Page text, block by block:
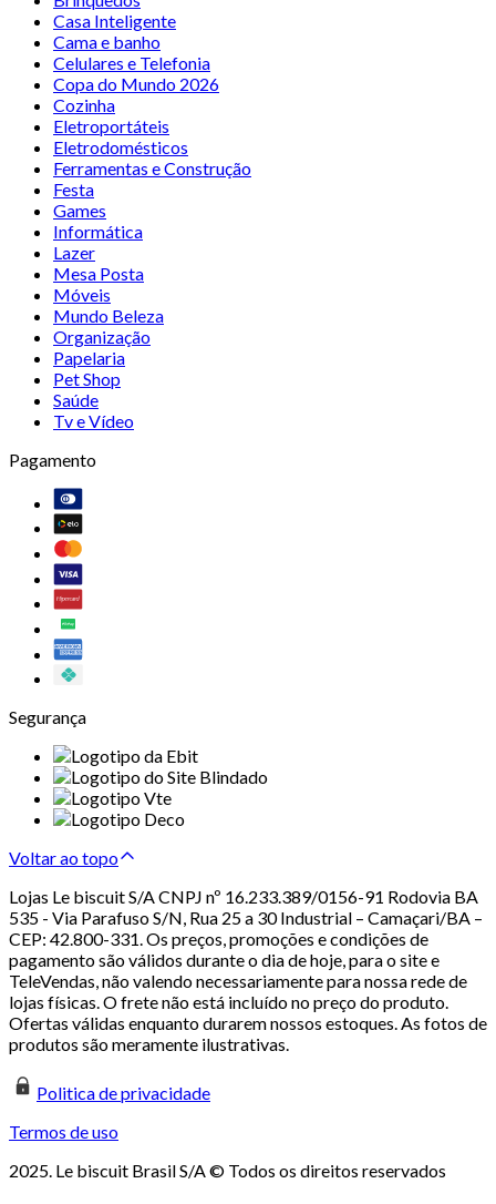
Casa Inteligente
Cama e banho
Celulares e Telefonia
Copa do Mundo 2026
Cozinha
Eletroportáteis
Eletrodomésticos
Ferramentas e Construção
Festa
Games
Informática
Lazer
Mesa Posta
Móveis
Mundo Beleza
Organização
Papelaria
Pet Shop
Saúde
Tv e Vídeo
Pagamento
Segurança
Voltar ao topo
Lojas Le biscuit S/A CNPJ nº 16.233.389/0156-91 Rodovia BA
535 - Via Parafuso S/N, Rua 25 a 30 Industrial – Camaçari/BA –
CEP: 42.800-331. Os preços, promoções e condições de
pagamento são válidos durante o dia de hoje, para o site e
TeleVendas, não valendo necessariamente para nossa rede de
lojas físicas. O frete não está incluído no preço do produto.
Ofertas válidas enquanto durarem nossos estoques. As fotos de
produtos são meramente ilustrativas.
Politica de privacidade
Termos de uso
2025. Le biscuit Brasil S/A © Todos os direitos reservados